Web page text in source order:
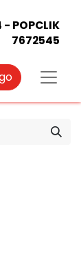
- POPCLIK
7672545